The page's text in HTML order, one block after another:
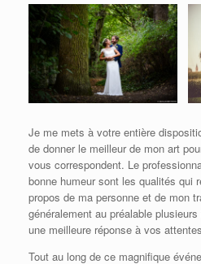
Je me mets à votre entière
de donner le meilleur de mon art
vous correspondent. Le
bonne humeur sont les qualités qui
propos de ma personne et de mon
généralement au préalable
une meilleure réponse à vos
Tout au long de ce magnifique